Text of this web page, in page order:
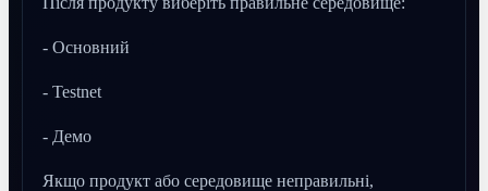
- Основний
- Testnet
- Демо
Якщо продукт або середовище неправильні,